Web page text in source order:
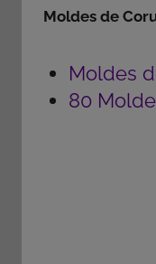
Moldes de
Moldes
80